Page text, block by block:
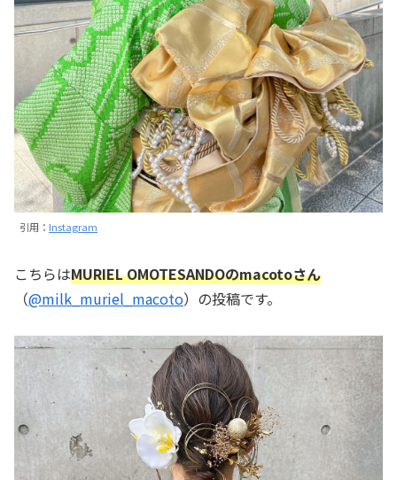
引用： Instagram
こちらはMURIEL OMOTESANDOのmacotoさん
（@milk_muriel_macoto）の投稿です。